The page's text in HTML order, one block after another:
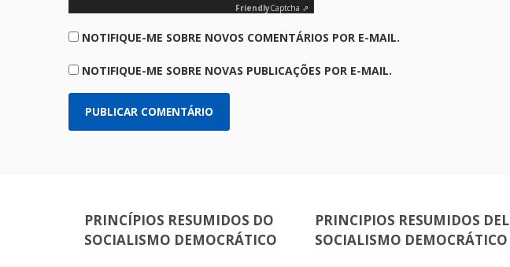
FriendlyCaptcha ⇗
NOTIFIQUE-ME SOBRE NOVOS COMENTÁRIOS POR E-MAIL.
NOTIFIQUE-ME SOBRE NOVAS PUBLICAÇÕES POR E-MAIL.
PRINCÍPIOS RESUMIDOS DO
SOCIALISMO DEMOCRÁTICO
PRINCIPIOS RESUMIDOS DEL
SOCIALISMO DEMOCRÁTICO